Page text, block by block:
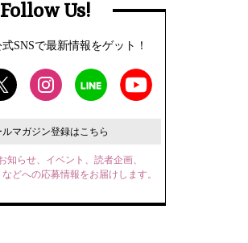
Follow Us!
SNSで最新情報をゲット！
ルマガジン登録はこちら
知らせ、イベント、読者企画、
どへの応募情報をお届けします。